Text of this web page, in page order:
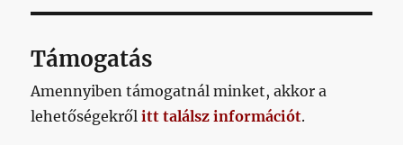
tékozló
című
Támogatás
Amennyiben támogatnál minket, akkor a
lehetőségekrőlitt találsz információt.